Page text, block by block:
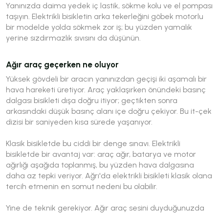
Yanınızda daima yedek iç lastik, sökme kolu ve el pompası
taşıyın. Elektrikli bisikletin arka tekerleğini göbek motorlu
bir modelde yolda sökmek zor iş; bu yüzden yamalık
yerine sızdırmazlık sıvısını da düşünün.
Ağır araç geçerken ne oluyor
Yüksek gövdeli bir aracın yanınızdan geçişi iki aşamalı bir
hava hareketi üretiyor. Araç yaklaşırken önündeki basınç
dalgası bisikleti dışa doğru itiyor; geçtikten sonra
arkasındaki düşük basınç alanı içe doğru çekiyor. Bu it-çek
dizisi bir saniyeden kısa sürede yaşanıyor.
Klasik bisikletde bu ciddi bir denge sınavı. Elektrikli
bisikletde bir avantaj var: araç ağır, batarya ve motor
ağırlığı aşağıda toplanmış, bu yüzden hava dalgasına
daha az tepki veriyor. Ağrı'da elektrikli bisikleti klasik olana
tercih etmenin en somut nedeni bu olabilir.
Yine de teknik gerekiyor. Ağır araç sesini duyduğunuzda